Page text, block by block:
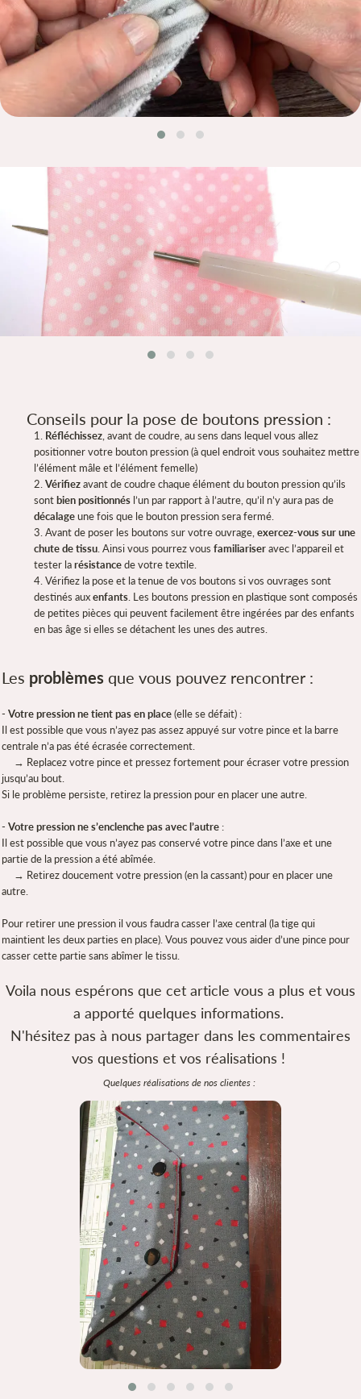
Conseils pour la pose de boutons pression :
Réfléchissez , avant de coudre, au sens dans lequel vous allez
positionner votre bouton pression (à quel endroit vous souhaitez mettre
l’élément mâle et l’élément femelle)
Vérifiezavant de coudre chaque élément du bouton pression qu’ils
sontbien positionnés l’un par rapport à l’autre, qu’il n’y aura pas de
décalageune fois que le bouton pression sera fermé.
Avant de poser les boutons sur votre ouvrage, exercez-vous sur une
chute de tissu . Ainsi vous pourrez vous familiariseravec l’appareil et
tester larésistancede votre textile.
Vérifiez la pose et la tenue de vos boutons si vos ouvrages sont
destinés auxenfants . Les boutons pression en plastique sont composés
de petites pièces qui peuvent facilement être ingérées par des enfants
en bas âge si elles se détachent les unes des autres.
Les problèmes que vous pouvez rencontrer :
- Votre pression ne tient pas en place(elle se défait) :
Il est possible que vous n’ayez pas assez appuyé sur votre pince et la barre
centrale n’a pas été écrasée correctement.
→ Replacez votre pince et pressez fortement pour écraser votre pression
jusqu’au bout.
Si le problème persiste, retirez la pression pour en placer une autre.
- Votre pression ne s’enclenche pas avec l’autre :
Il est possible que vous n’ayez pas conservé votre pince dans l’axe et une
partie de la pression a été abîmée.
→ Retirez doucement votre pression (en la cassant) pour en placer une
autre.
Pour retirer une pression il vous faudra casser l’axe central (la tige qui
maintient les deux parties en place). Vous pouvez vous aider d’une pince pour
casser cette partie sans abîmer le tissu.
Voila nous espérons que cet article vous a plus et vous
a apporté quelques informations.
N'hésitez pas à nous partager dans les commentaires
vos questions et vos réalisations !
Quelques réalisations de nos clientes :